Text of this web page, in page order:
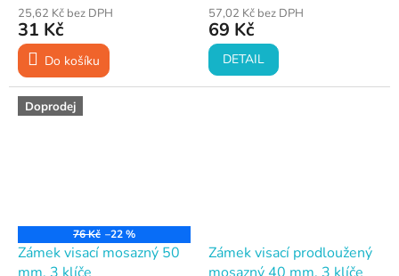
25,62 Kč bez DPH
31 Kč
Do košíku
57,02 Kč bez DPH
69 Kč
DETAIL
Doprodej
76 Kč –22 %
Zámek visací mosazný 50
Zámek visací prodloužený